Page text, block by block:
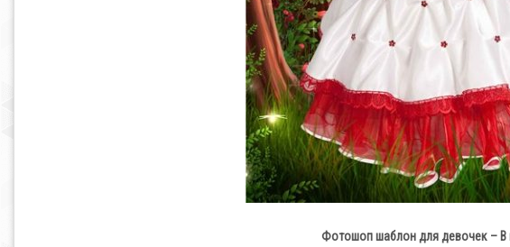
Фотошоп шаблон для девочек – В